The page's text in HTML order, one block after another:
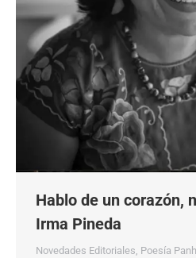
Hablo de un corazón,
Irma Pineda
Novedades Editoriales, Poesía